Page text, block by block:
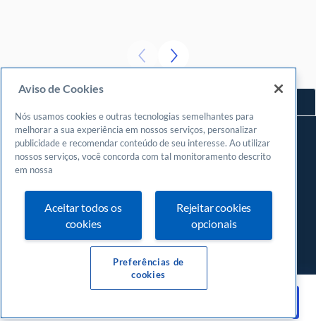
Navegue
Meu espaço
Fazer login
Cadastrar-se
Central de atendimento
0800570 0800
Aviso de Cookies
Nós usamos cookies e outras tecnologias semelhantes para
melhorar a sua experiência em nossos serviços, personalizar
publicidade e recomendar conteúdo de seu interesse. Ao utilizar
nossos serviços, você concorda com tal monitoramento descrito
em nossa
Aceitar todos os
cookies
Rejeitar cookies
opcionais
Preferências de
cookies